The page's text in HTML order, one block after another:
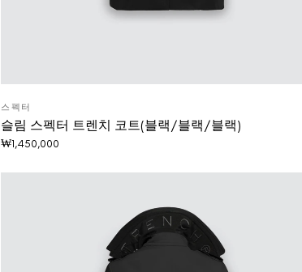
스펙터
슬림 스펙터 트렌치 코트(블랙/블랙/블랙)
₩1,450,000